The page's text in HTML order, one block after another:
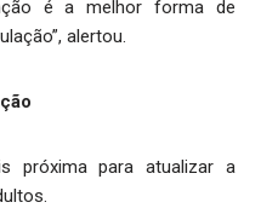
é a melhor forma de
alertou.
para atualizar a